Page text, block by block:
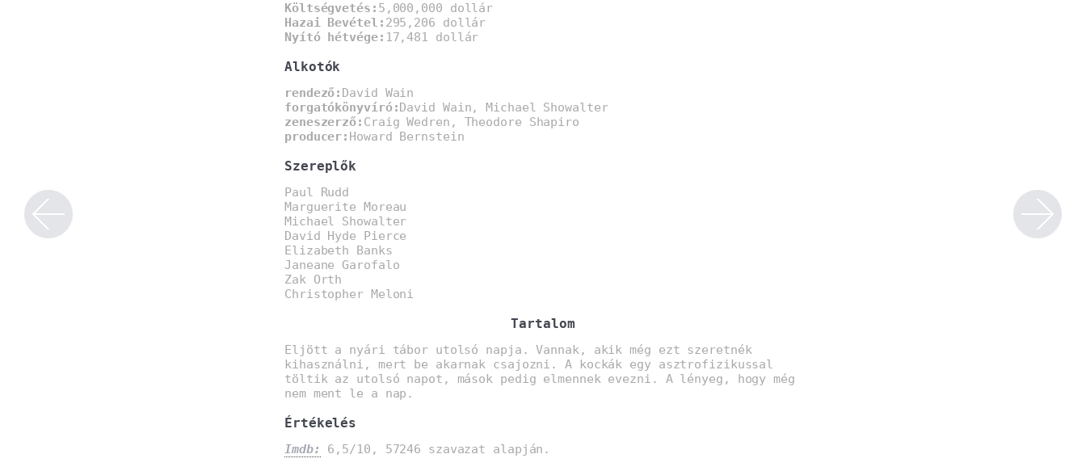
Költségvetés: 5,000,000 dollár
Hazai Bevétel: 295,206 dollár
Nyító hétvége: 17,481 dollár
Alkotók
rendező: David Wain
forgatókönyvíró:David Wain, Michael Showalter
zeneszerző: Craig Wedren, Theodore Shapiro
producer: Howard Bernstein
Szereplők
Paul Rudd
Marguerite Moreau
Michael Showalter
David Hyde Pierce
Elizabeth Banks
Janeane Garofalo
Zak Orth
Christopher Meloni
Tartalom
Eljött a nyári tábor utolsó napja. Vannak, akik még ezt szeretnék
kihasználni, mert be akarnak csajozni. A kockák egy asztrofizikussal
töltik az utolsó napot, mások pedig elmennek evezni. A lényeg, hogy még
nem ment le a nap.
Értékelés
Imdb: 6,5/10, 57246 szavazat alapján.